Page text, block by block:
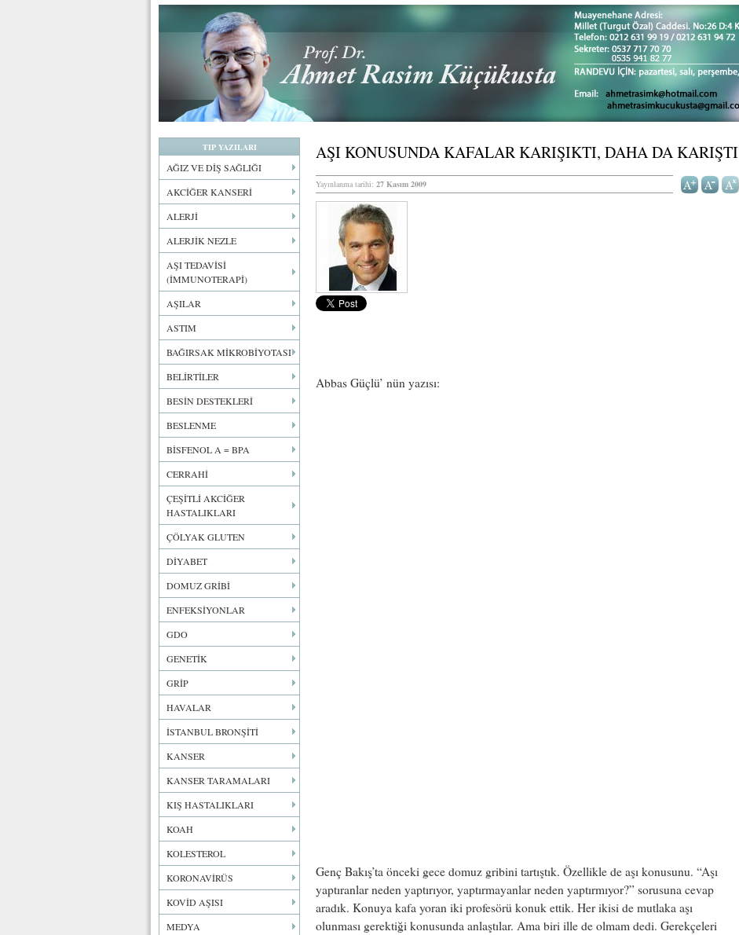
TIP YAZILARI
AĞIZ VE DİŞ SAĞLIĞI
AKCİĞER KANSERİ
ALERJİ
ALERJİK NEZLE
AŞI TEDAVİSİ
(İMMUNOTERAPİ)
AŞILAR
ASTIM
BAĞIRSAK MİKROBİYOTASI
BELİRTİLER
BESİN DESTEKLERİ
BESLENME
BİSFENOL A = BPA
CERRAHİ
ÇEŞİTLİ AKCİĞER
HASTALIKLARI
ÇÖLYAK GLUTEN
DİYABET
DOMUZ GRİBİ
ENFEKSİYONLAR
GDO
GENETİK
GRİP
HAVALAR
İSTANBUL BRONŞİTİ
KANSER
KANSER TARAMALARI
KIŞ HASTALIKLARI
KOAH
KOLESTEROL
KORONAVİRÜS
KOVİD AŞISI
MEDYA
AŞI KONUSUNDA KAFALAR KARIŞIKTI, DAHA DA KARIŞTI
Yayınlanma tarihi: 27 Kasım 2009
Abbas Güçlü’ nün yazısı:
Genç Bakış’ta önceki gece domuz gribini tartıştık. Özellikle de aşı konusunu. “Aşı
yaptıranlar neden yaptırıyor, yaptırmayanlar neden yaptırmıyor?” sorusuna cevap
aradık. Konuya kafa yoran iki profesörü konuk ettik. Her ikisi de mutlaka aşı
olunması gerektiği konusunda anlaştılar. Ama biri ille de olmam dedi. Gerekçeleri